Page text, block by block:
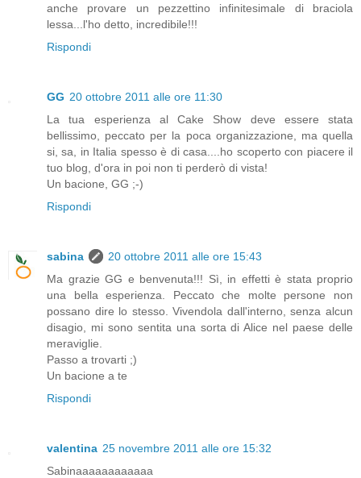
anche provare un pezzettino infinitesimale di braciola
lessa...l'ho detto, incredibile!!!
Rispondi
GG 20 ottobre 2011 alle ore 11:30
La tua esperienza al Cake Show deve essere stata
bellissimo, peccato per la poca organizzazione, ma quella
si, sa, in Italia spesso è di casa....ho scoperto con piacere il
tuo blog, d'ora in poi non ti perderò di vista!
Un bacione, GG ;-)
Rispondi
sabina
20 ottobre 2011 alle ore 15:43
Ma grazie GG e benvenuta!!! Sì, in effetti è stata proprio
una bella esperienza. Peccato che molte persone non
possano dire lo stesso. Vivendola dall'interno, senza alcun
disagio, mi sono sentita una sorta di Alice nel paese delle
meraviglie.
Passo a trovarti ;)
Un bacione a te
Rispondi
valentina 25 novembre 2011 alle ore 15:32
Sabinaaaaaaaaaaaa